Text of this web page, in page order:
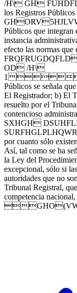
/H\ GH
los Registros
Públicos que integran
instancia
efecto las normas
OD /H\
Públicos se señala
El Registrador; b) El
resuelto por el
contencioso
SXHGH
por cuanto sólo
Así, tal como se ha
la Ley del
excepcional, sólo si
autoridades que no
Tribunal Registral,
competencia